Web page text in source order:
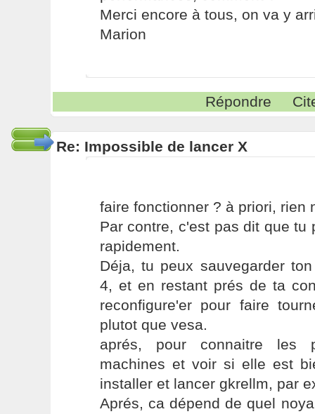
Merci encore à tous, on va y
Marion
Répondre
Re: Impossible de lancer X
faire fonctionner ? à priori, rien
Par contre, c'est pas dit que tu
rapidement.
Déja, tu peux sauvegarder ton
4, et en restant prés de ta
reconfigure'er pour faire
plutot que vesa.
aprés, pour connaitre les
machines et voir si elle est
installer et lancer gkrellm, par
Aprés, ca dépend de quel